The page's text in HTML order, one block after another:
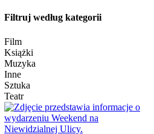
Filtruj według kategorii
Film
Książki
Muzyka
Inne
Sztuka
Teatr